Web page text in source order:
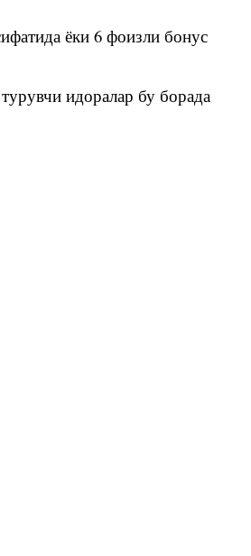
ёки 6 фоизли бонус
идоралар бу борада